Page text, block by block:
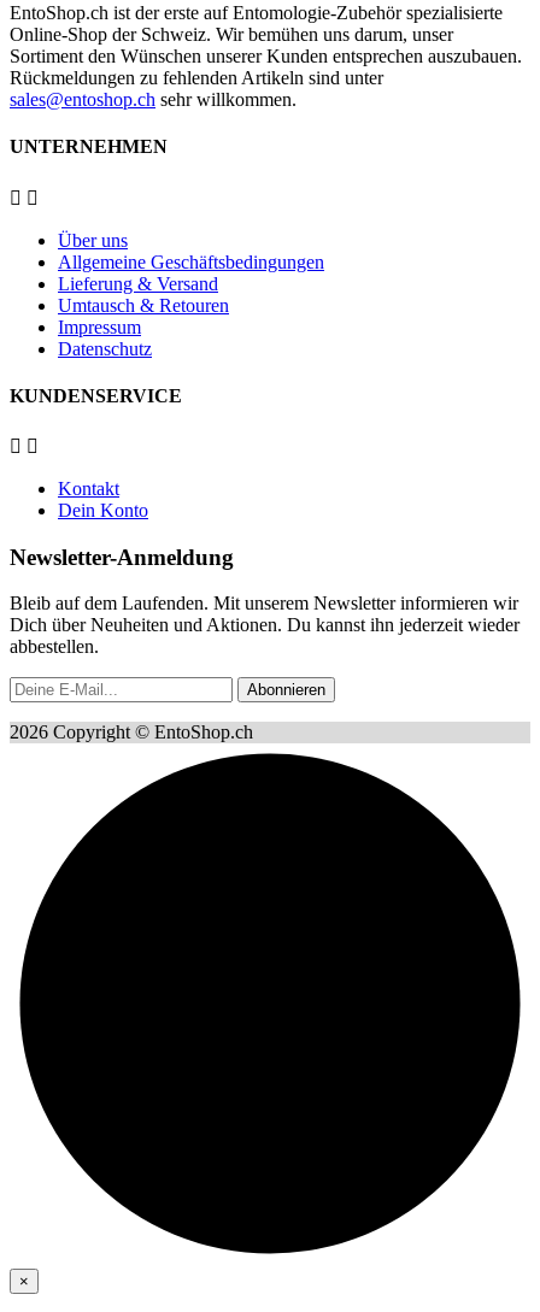
EntoShop.ch ist der erste auf Entomologie-Zubehör spezialisierte
Online-Shop der Schweiz. Wir bemühen uns darum, unser
Sortiment den Wünschen unserer Kunden entsprechen auszubauen.
Rückmeldungen zu fehlenden Artikeln sind unter
sales@entoshop.ch sehr willkommen.
UNTERNEHMEN
 
Über uns
Allgemeine Geschäftsbedingungen
Lieferung & Versand
Umtausch & Retouren
Impressum
Datenschutz
KUNDENSERVICE
 
Kontakt
Dein Konto
Newsletter-Anmeldung
Bleib auf dem Laufenden. Mit unserem Newsletter informieren wir
Dich über Neuheiten und Aktionen. Du kannst ihn jederzeit wieder
abbestellen.
Abonnieren
2026 Copyright © EntoShop.ch
×